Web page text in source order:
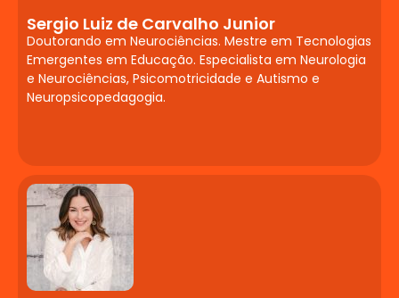
Sergio Luiz de Carvalho Junior
Doutorando em Neurociências. Mestre em Tecnologias
Emergentes em Educação. Especialista em Neurologia
e Neurociências, Psicomotricidade e Autismo e
Neuropsicopedagogia.